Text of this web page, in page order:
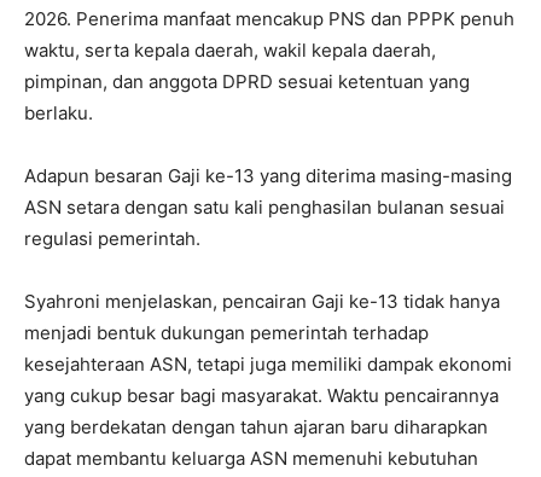
2026. Penerima manfaat mencakup PNS dan PPPK penuh
waktu, serta kepala daerah, wakil kepala daerah,
pimpinan, dan anggota DPRD sesuai ketentuan yang
berlaku.
Adapun besaran Gaji ke-13 yang diterima masing-masing
ASN setara dengan satu kali penghasilan bulanan sesuai
regulasi pemerintah.
Syahroni menjelaskan, pencairan Gaji ke-13 tidak hanya
menjadi bentuk dukungan pemerintah terhadap
kesejahteraan ASN, tetapi juga memiliki dampak ekonomi
yang cukup besar bagi masyarakat. Waktu pencairannya
yang berdekatan dengan tahun ajaran baru diharapkan
dapat membantu keluarga ASN memenuhi kebutuhan